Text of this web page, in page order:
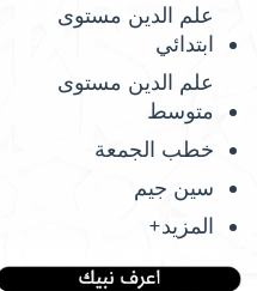
علم الدين مستوى
ابتدائي
علم الدين مستوى
متوسط
خطب الجمعة
سين جيم
المزيد+